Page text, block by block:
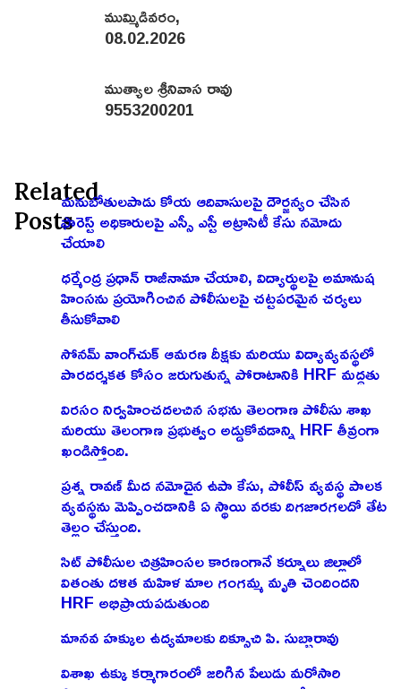
ముమ్మిడివరం,
08.02.2026
ముత్యాల శ్రీనివాస రావు
9553200201
Related
Posts
మనుబోతులపాడు కోయ ఆదివాసులపై దౌర్జన్యం చేసిన
ఫారెస్ట్ అధికారులపై ఎస్సీ ఎస్టీ అట్రాసిటీ కేసు నమోదు
చేయాలి
ధర్మేంద్ర ప్రధాన్ రాజీనామా చేయాలి, విద్యార్థులపై అమానుష
హింసను ప్రయోగించిన పోలీసులపై చట్టపరమైన చర్యలు
తీసుకోవాలి
సోనమ్ వాంగ్‌చుక్ ఆమరణ దీక్షకు మరియు విద్యావ్యవస్థలో
పారదర్శకత కోసం జరుగుతున్న పోరాటానికి HRF మద్దతు
విరసం నిర్వహించదలచిన సభను తెలంగాణ పోలీసు శాఖ
మరియు తెలంగాణ ప్రభుత్వం అడ్డుకోవడాన్ని HRF తీవ్రంగా
ఖండిస్తోంది.
ప్రశ్న రావణ్ మీద నమోదైన ఉపా కేసు, పోలీస్ వ్యవస్థ పాలక
వ్యవస్థను మెప్పించడానికి ఏ స్థాయి వరకు దిగజారగలదో తేట
తెల్లం చేస్తుంది.
సిట్ పోలీసుల చిత్రహింసల కారణంగానే కర్నూలు జిల్లాలో
వితంతు దళిత మహిళ మాల గంగమ్మ మృతి చెందిందని
HRF అభిప్రాయపడుతుంది
మానవ హక్కుల ఉద్యమాలకు దిక్సూచి పి. సుబ్బారావు
విశాఖ ఉక్కు కర్మాగారంలో జరిగిన పేలుడు మరోసారి